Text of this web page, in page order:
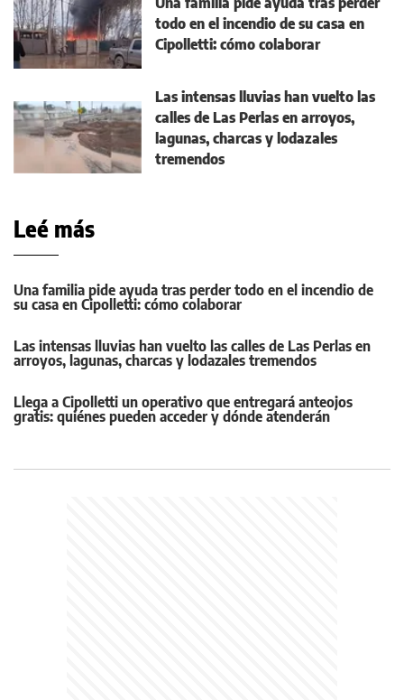
todo en el incendio de su casa en
Cipolletti: cómo colaborar
Las intensas lluvias han vuelto las
calles de Las Perlas en arroyos,
lagunas, charcas y lodazales
tremendos
Leé más
Una familia pide ayuda tras perder todo en el incendio de
su casa en Cipolletti: cómo colaborar
Las intensas lluvias han vuelto las calles de Las Perlas en
arroyos, lagunas, charcas y lodazales tremendos
Llega a Cipolletti un operativo que entregará anteojos
gratis: quiénes pueden acceder y dónde atenderán